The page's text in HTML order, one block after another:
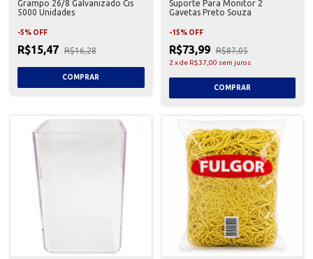
Grampo 26/8 Galvanizado Cis
5000 Unidades
-5% OFF
R$15,47 R$16,28
Suporte Para Monitor 2
Gavetas Preto Souza
-15% OFF
R$73,99 R$87,05
2 xde R$37,00 sem juros